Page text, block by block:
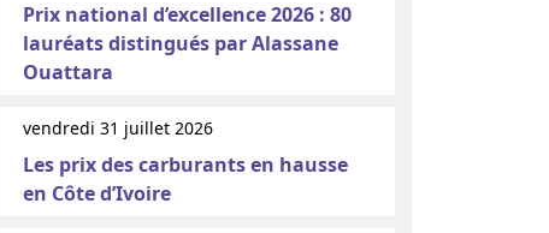
Prix national d’excellence 2026 : 80
lauréats distingués par Alassane
Ouattara
vendredi 31 juillet 2026
Les prix des carburants en hausse
en Côte d’Ivoire